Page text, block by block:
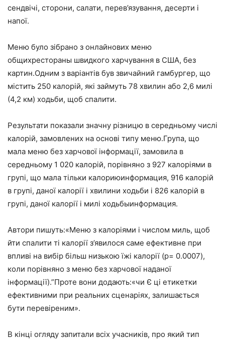
сендвічі, сторони, салати, перев’язування, десерти і
напої.
Меню було зібрано з онлайнових меню
общихрестораны швидкого харчування в США, без
картин.Одним з варіантів був звичайний гамбургер, що
містить 250 калорій, які займуть 78 хвилин або 2,6 милі
(4,2 км) ходьби, щоб спалити.
Результати показали значну різницю в середньому числі
калорій, замовлених на основі типу меню.Група, що
мала меню без харчової інформації, замовила в
середньому 1 020 калорій, порівняно з 927 калоріями в
групі, що мала тільки калориюинформация, 916 калорій
в групі, даної калорії і хвилини ходьби і 826 калорій в
групі, даної калорії і милі ходьбыинформация.
Автори пишуть:«Меню з калоріями і числом миль, щоб
йти спалити ті калорії з’явилося саме ефективне при
впливі на вибір більш низькою їжі калорії (p= 0.0007),
коли порівняно з меню без харчової наданої
інформації).”Проте вони додають:«чи Є ці етикетки
ефективними при реальних сценаріях, залишається
бути перевіреним».
В кінці огляду запитали всіх учасників, про який тип